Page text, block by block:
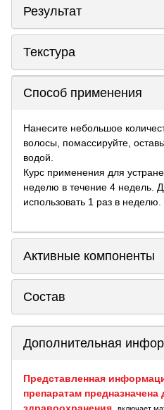
Результат
Текстура
Способ применения
Нанесите небольшое
волосы, помассируйте,
водой.
Курс применения для
неделю в течение 4 недель.
использовать 1 раз в неделю.
Активные компоненты
Состав
Дополнительная
Представленная
препаратам